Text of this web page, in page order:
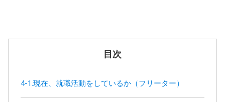
目次
4-1.現在、就職活動をしているか（フリーター）